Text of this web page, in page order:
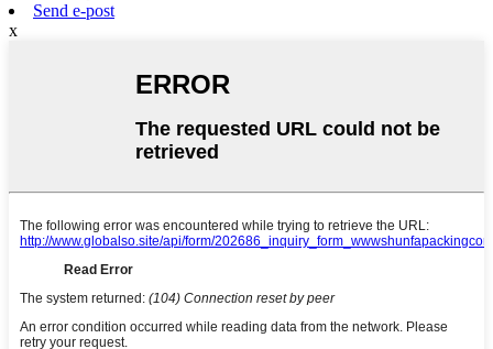
Send e-post
x